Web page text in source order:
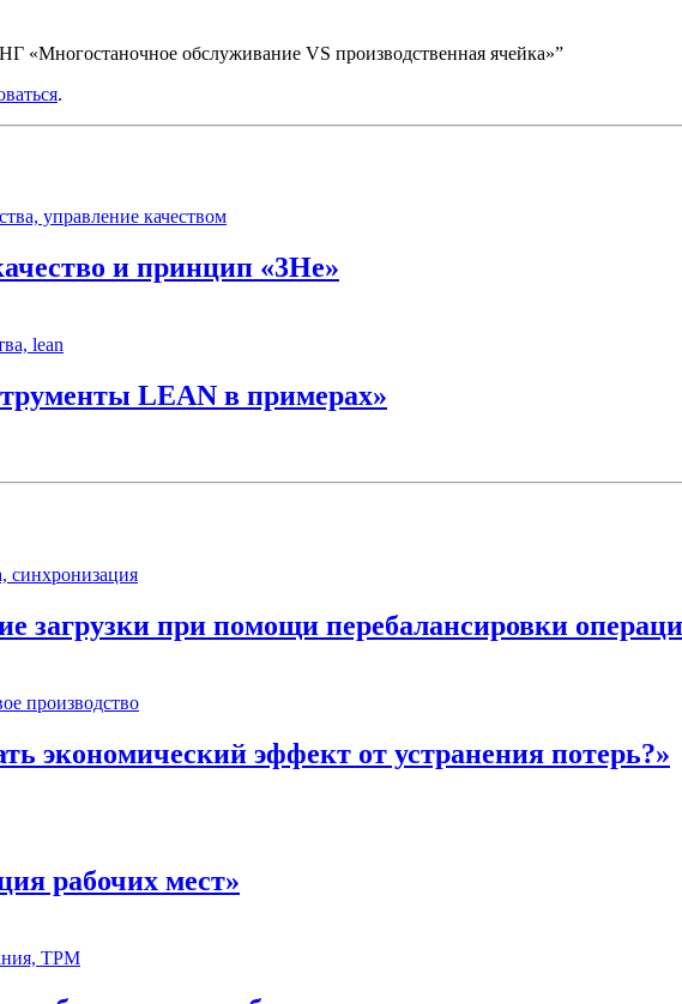
«Многостаночное обслуживание VS производственная ячейка»”
.
и принцип «3Не»
LEAN в примерах»
при помощи перебалансировки
экономический эффект от устранения потерь?»
рабочих мест»